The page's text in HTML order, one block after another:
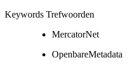
Keywords Trefwoorden
MercatorNet
OpenbareMetadata